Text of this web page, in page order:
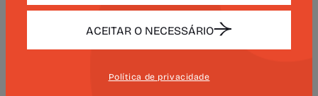
Maria de Lurdes Fernandes
ACEITAR O NECESSÁRIO
Política de privacidade